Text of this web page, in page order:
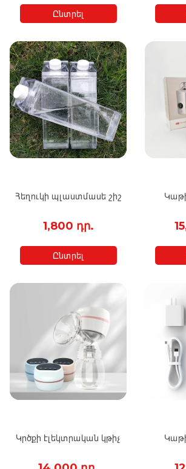
Ընտրել
Հեղուկի պլաստմասե շիշ
1,800 դր.
Ընտրել
Կաթի
Կրծքի էլեկտրական կթիչ Կաթի